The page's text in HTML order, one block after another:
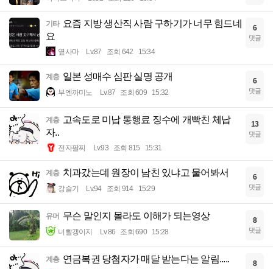
기타 요즘 지방 생산직 사람 구하기가 너무 힘드네
요
옆사마 Lv.87 조회 642 15:34
6
댓글
계층 일본 성매수 심판 실명 공개
부엔까미노 Lv.87 조회 609 15:32
6
댓글
계층 고속도로 미납 통행료 징수에 개빡친 체납
자..
전자팔찌 Lv.93 조회 815 15:31
13
댓글
계층 치과갔는데 원장이 남친 있냐고 물어봐서
강슬기 Lv.94 조회 914 15:29
6
댓글
유머 무슨 말인지 몰라도 이해가 되는영상
너빨갱이지 Lv.86 조회 690 15:28
8
댓글
계층 연금복권 당첨자가 매달 받는다는 알림..... 8